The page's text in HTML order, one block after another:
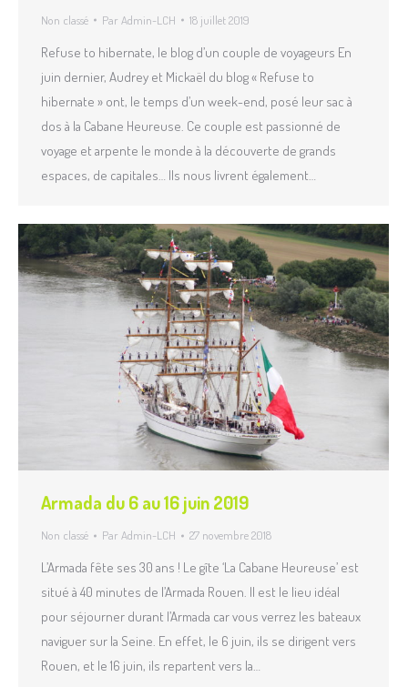
Non classé Par Admin-LCH 18 juillet 2019
Refuse to hibernate, le blog d’un couple de voyageurs En
juin dernier, Audrey et Mickaël du blog « Refuse to
hibernate » ont, le temps d’un week-end, posé leur sac à
dos à la Cabane Heureuse. Ce couple est passionné de
voyage et arpente le monde à la découverte de grands
espaces, de capitales… Ils nous livrent également…
Armada du 6 au 16 juin 2019
Non classé Par Admin-LCH 27 novembre 2018
L’Armada fête ses 30 ans ! Le gîte ‘La Cabane Heureuse’ est
situé à 40 minutes de l’Armada Rouen. Il est le lieu idéal
pour séjourner durant l’Armada car vous verrez les bateaux
naviguer sur la Seine. En effet, le 6 juin, ils se dirigent vers
Rouen, et le 16 juin, ils repartent vers la…